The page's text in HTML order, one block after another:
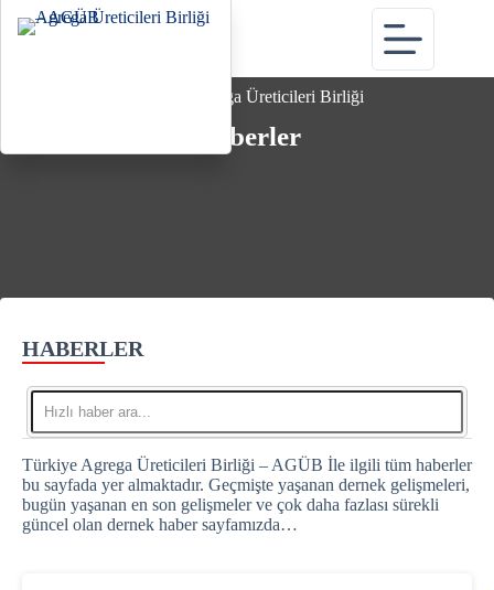
Türkiye Agrega Üreticileri Birliği
Haberler
HABERLER
Türkiye Agrega Üreticileri Birliği – AGÜB İle ilgili tüm haberler
bu sayfada yer almaktadır. Geçmişte yaşanan dernek gelişmeleri,
bugün yaşanan en son gelişmeler ve çok daha fazlası sürekli
güncel olan dernek haber sayfamızda…